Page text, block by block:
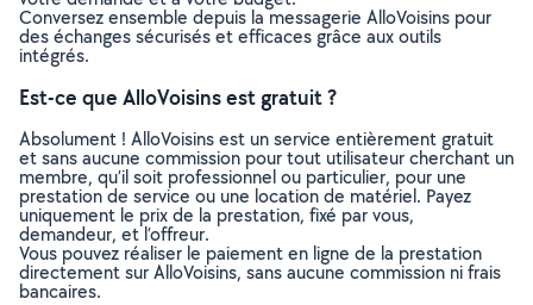
Conversez ensemble depuis la messagerie AlloVoisins pour
des échanges sécurisés et efficaces grâce aux outils
intégrés.
Est-ce que AlloVoisins est gratuit ?
Absolument ! AlloVoisins est un service entièrement gratuit
et sans aucune commission pour tout utilisateur cherchant un
membre, qu’il soit professionnel ou particulier, pour une
prestation de service ou une location de matériel. Payez
uniquement le prix de la prestation, fixé par vous,
demandeur, et l’offreur.
Vous pouvez réaliser le paiement en ligne de la prestation
directement sur AlloVoisins, sans aucune commission ni frais
bancaires.